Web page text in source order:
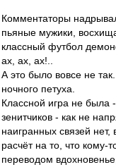
Комментаторы
пьяные мужики,
классный футбол
ах, ах, ах!..
А это было вовсе не
ночного петуха.
Классной игра не была
зенитчиков - как не
наигранных связей нет,
расчёт на то, что кому-
переводом